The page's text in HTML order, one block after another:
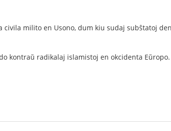
milito en Usono, dum kiu sudaj subŝtatoj
kontraŭ radikalaj islamistoj en okcidenta Eŭropo.